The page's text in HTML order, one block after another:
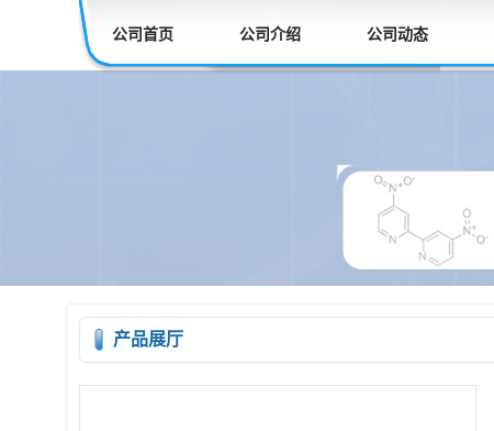
公司首页 公司介绍 公司动态
产品展厅